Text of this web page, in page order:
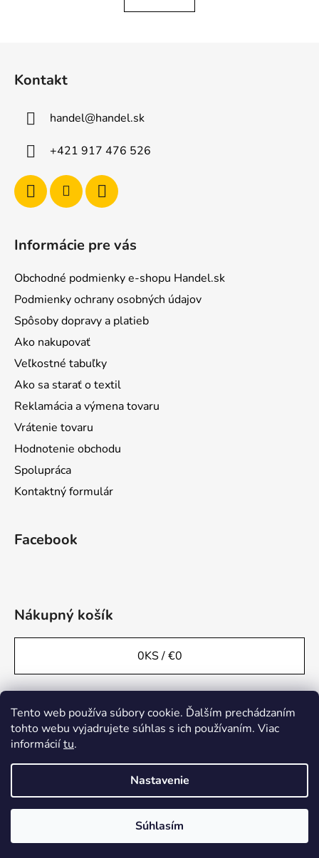
Tento web používa súbory cookie. Ďalším prechádzaním
tohto webu vyjadrujete súhlas s ich používaním. Viac
informáciítu.
Nastavenie
Súhlasím
Kontakt
handel@handel.sk
+421 917 476 526
Informácie pre vás
Obchodné podmienky e-shopu Handel.sk
Podmienky ochrany osobných údajov
Spôsoby dopravy a platieb
Ako nakupovať
Veľkostné tabuľky
Ako sa starať o textil
Reklamácia a výmena tovaru
Vrátenie tovaru
Hodnotenie obchodu
Spolupráca
Kontaktný formulár
Facebook
Nákupný košík
0KS /€0
Vytvoril Shoptet
Copyright 2026Handel.sk. Všetky práva vyhradené.